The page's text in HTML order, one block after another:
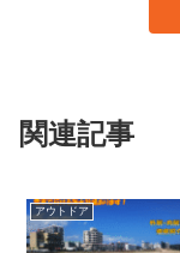
関連記事
アウトドア